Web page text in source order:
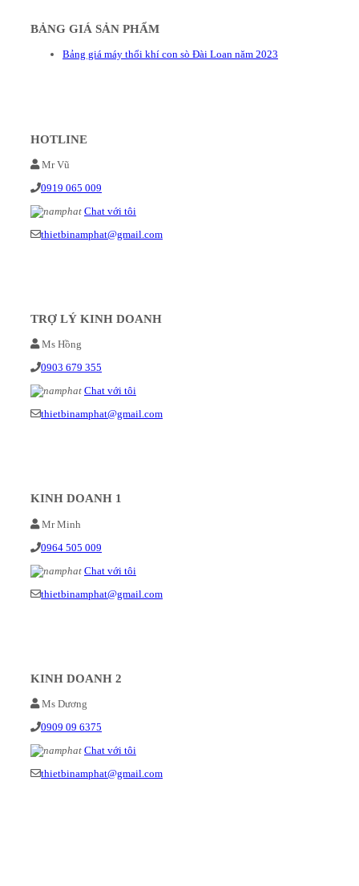
BẢNG GIÁ SẢN PHẨM
Bảng giá máy thổi khí con sò Đài Loan năm 2023
HOTLINE
Mr Vũ
0919 065 009
Chat với tôi
thietbinamphat@gmail.com
TRỢ LÝ KINH DOANH
Ms Hồng
0903 679 355
Chat với tôi
thietbinamphat@gmail.com
KINH DOANH 1
Mr Minh
0964 505 009
Chat với tôi
thietbinamphat@gmail.com
KINH DOANH 2
Ms Dương
0909 09 6375
Chat với tôi
thietbinamphat@gmail.com